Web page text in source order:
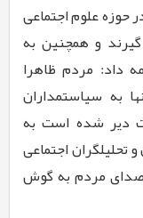
حوزه علوم اجتماعی
و همچنین به
داد: مردم ظاهرا
به سیاستمداران
دیر شده است به
اجتماعی
صدای مردم به گوش